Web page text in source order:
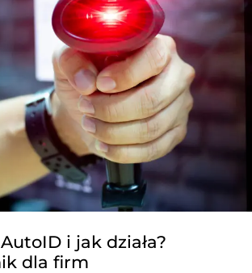
i jak działa?
dla firm